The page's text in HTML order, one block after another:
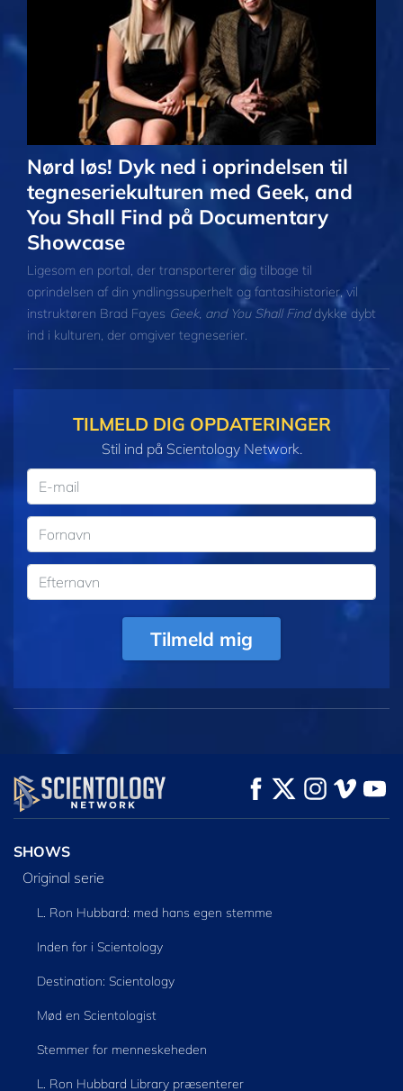
Nørd løs! Dyk ned i oprindelsen til
tegneseriekulturen med Geek, and
You Shall Find på Documentary
Showcase
Ligesom en portal, der transporterer dig tilbage til
oprindelsen af din yndlingssuperhelt og fantasihistorier, vil
instruktøren Brad Fayes Geek, and You Shall Finddykke dybt
ind i kulturen, der omgiver tegneserier.
TILMELD DIG OPDATERINGER
Stil ind på Scientology Network.
Tilmeld mig
SHOWS
Original serie
L. Ron Hubbard: med hans egen stemme
Inden for i Scientology
Destination: Scientology
Mød en Scientologist
Stemmer for menneskeheden
L. Ron Hubbard Library præsenterer